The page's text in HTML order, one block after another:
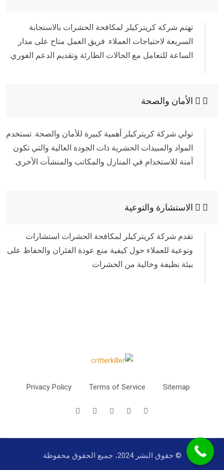
تهتم شركة كريتركيلر لمكافحة الحشرات بالاستجابة
السريعة لاحتياجات العملاء. فريق العمل متاح على مدار
الساعة للتعامل مع الحالات الطارئة وتقديم الدعم الفوري.
الأمان والصحة
تولي شركة كريتركيلر أهمية كبيرة للأمان والصحة. تستخدم
المواد والمبيدات الحشرية ذات الجودة العالية والتي تكون
آمنة للاستخدام في المنازل والمكاتب والمنشآت الأخرى.
الاستشارة والتوعية
تقدم شركة كريتركيلر لمكافحة الحشرات استشارات
وتوعية للعملاء حول كيفية منع عودة الفئران والحفاظ على
بيئة نظيفة وخالية من الحشرات
Sitemap
Terms of Service
Privacy Policy
© حقوق النشر 2024، جميع الحقوق محفوظة